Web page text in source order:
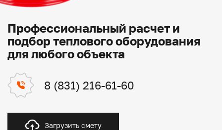
Профессиональный расчет и
подбор теплового оборудования
для любого объекта
8 (831) 216-61-60
Загрузить смету